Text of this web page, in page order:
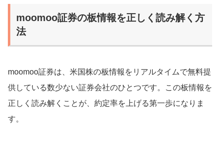
moomoo証券の板情報を正しく読み解く方
法
moomoo証券は、米国株の板情報をリアルタイムで無料提
供している数少ない証券会社のひとつです。この板情報を
正しく読み解くことが、約定率を上げる第一歩になりま
す。